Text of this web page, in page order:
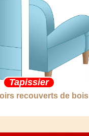
Tapissier
recouverts de bois